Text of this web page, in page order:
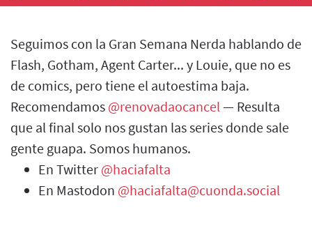
Seguimos con la Gran Semana Nerda hablando de
Flash, Gotham, Agent Carter... y Louie, que no es
de comics, pero tiene el autoestima baja.
Recomendamos @renovadaocancel — Resulta
que al final solo nos gustan las series donde sale
gente guapa. Somos humanos.
En Twitter @haciafalta
En Mastodon @haciafalta@cuonda.social